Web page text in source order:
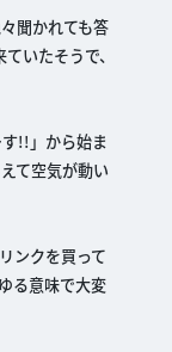
聞かれても答
いたそうで、
!!」から始ま
て空気が動い
ンクを買って
る意味で大変